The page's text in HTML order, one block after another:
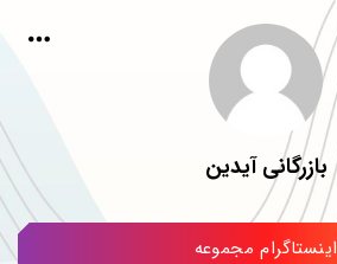
بازرگانی آیدین
اینستاگرام مجموعه